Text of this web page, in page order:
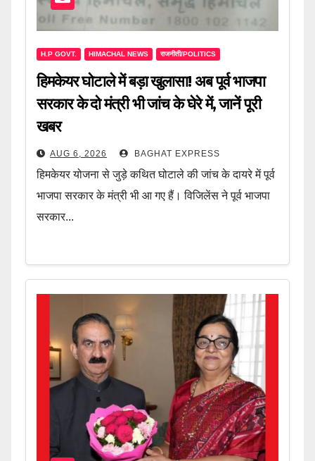
H.P GOVT. HIMACHAL NEWS राजनीती/POLITICS
हिमकेयर घोटाले में बड़ा खुलासा! अब पूर्व भाजपा
सरकार के दो मंत्री भी जांच के घेरे में, जानें पूरी
खबर
AUG 6, 2026 BAGHAT EXPRESS
हिमकेयर योजना से जुड़े कथित घोटाले की जांच के दायरे में पूर्व
भाजपा सरकार के मंत्री भी आ गए हैं। विजिलेंस ने पूर्व भाजपा
सरकार...